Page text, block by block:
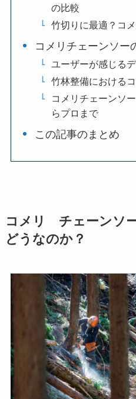
の比較
竹切りに最適？コ
コメリチェーンソー
ユーザーが感じる
竹林整備における
コメリチェーンソ
らプロまで
この記事のまとめ
コメリ チェーンソ
どうなのか？